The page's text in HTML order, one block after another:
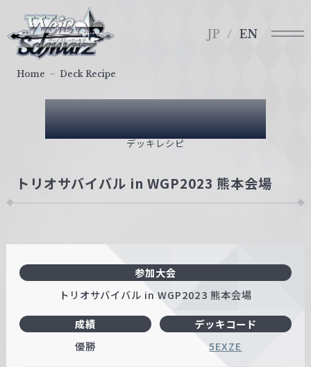
ァ
イ
W
i
JP EN
Deck Recipe
デッキレシピ
Home Deck Recipe
トリオサバイバル in WGP2023 熊本会場
参加大会
トリオサバイバル in WGP2023 熊本会場
成績
優勝
デッキコード
5EXZE